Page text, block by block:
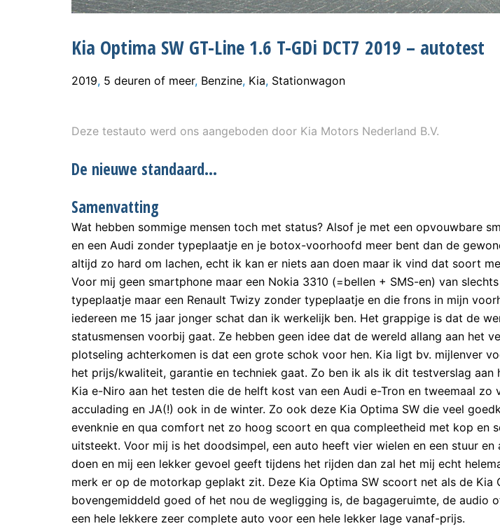
Kia Optima SW GT-Line 1.6 T-GDi DCT7 2019 – autotest
2019, 5 deuren of meer, Benzine, Kia, Stationwagon
Deze testauto werd ons aangeboden door Kia Motors Nederland B.V.
De nieuwe standaard…
Samenvatting
Wat hebben sommige mensen toch met status? Alsof je met een opvouwbare
en een Audi zonder typeplaatje en je botox-voorhoofd meer bent dan de
altijd zo hard om lachen, echt ik kan er niets aan doen maar ik vind dat soort
Voor mij geen smartphone maar een Nokia 3310 (=bellen + SMS-en) van
typeplaatje maar een Renault Twizy zonder typeplaatje en die frons in mijn
iedereen me 15 jaar jonger schat dan ik werkelijk ben. Het grappige is dat de
statusmensen voorbij gaat. Ze hebben geen idee dat de wereld allang aan het
plotseling achterkomen is dat een grote schok voor hen. Kia ligt bv. mijlenver
het prijs/kwaliteit, garantie en techniek gaat. Zo ben ik als ik dit testverslag aan
Kia e-Niro aan het testen die de helft kost van een Audi e-Tron en tweemaal zo
acculading en JA(!) ook in de winter. Zo ook deze Kia Optima SW die veel
evenknie en qua comfort net zo hoog scoort en qua compleetheid met kop en
uitsteekt. Voor mij is het doodsimpel, een auto heeft vier wielen en een stuur
doen en mij een lekker gevoel geeft tijdens het rijden dan zal het mij echt
merk er op de motorkap geplakt zit. Deze Kia Optima SW scoort net als de Kia
bovengemiddeld goed of het nou de wegligging is, de bagageruimte, de audio
een hele lekkere zeer complete auto voor een hele lekker lage vanaf-prijs.